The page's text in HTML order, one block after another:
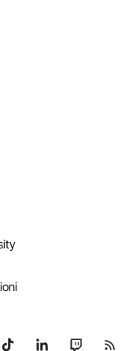
su Telegram
Seguici su TikTok
Seguici su
Seguici